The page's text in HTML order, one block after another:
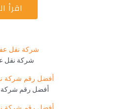
اقرأ
شركة نقل
أفضل رقم